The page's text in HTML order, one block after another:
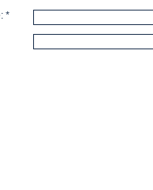
*